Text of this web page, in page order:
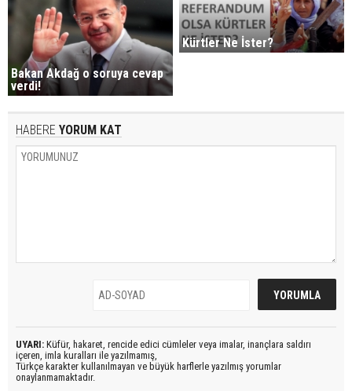
Bakan Akdağ o soruya cevap
verdi!
Kürtler Ne İster?
HABERE YORUM KAT
UYARI: Küfür, hakaret, rencide edici cümleler veya imalar, inançlara saldırı
içeren, imla kuralları ile yazılmamış,
Türkçe karakter kullanılmayan ve büyük harflerle yazılmış yorumlar
onaylanmamaktadır.